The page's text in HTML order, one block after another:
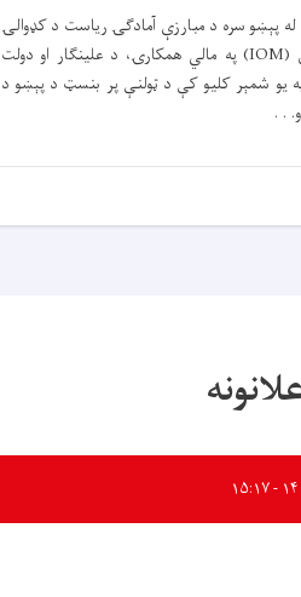
له پېښو سره د مبارزې آمادګۍ ریاست د کډوالۍ
نړیوال سازمان (IOM) په مالي همکارۍ، د علینګار او دولت
په یو شمېر کلیو کې د ټولنې پر بنسټ د پېښو د
. .